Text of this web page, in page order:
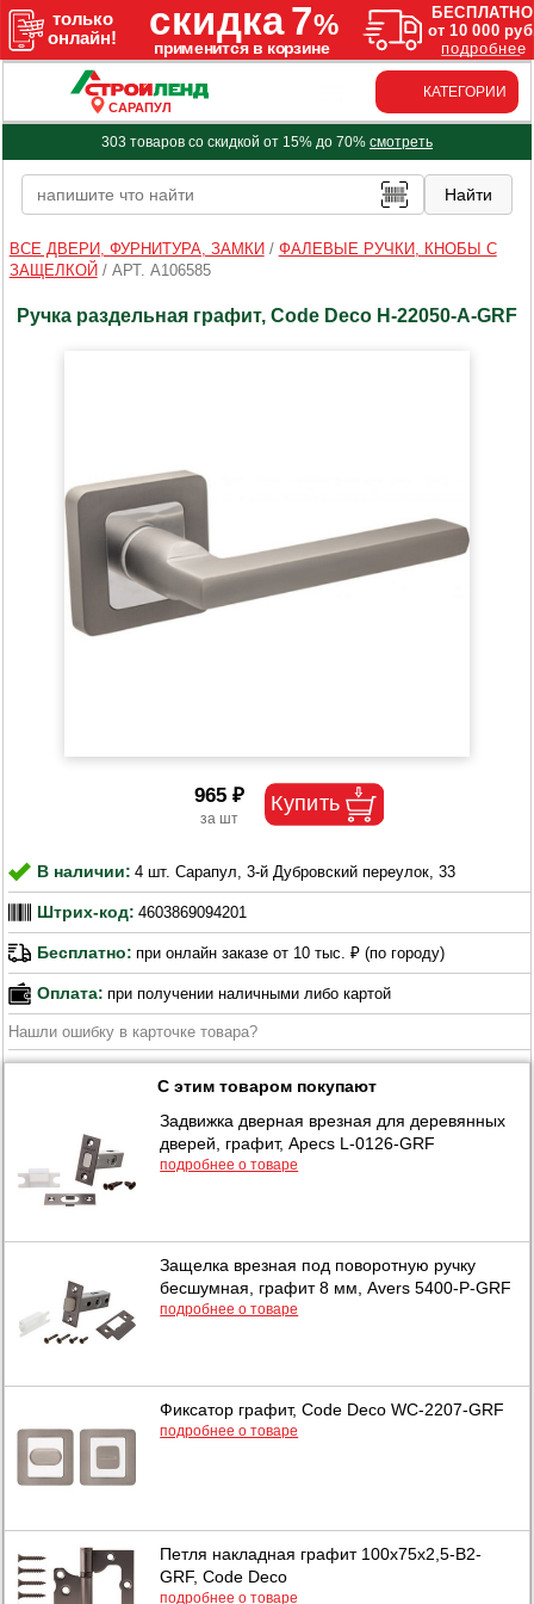
САРАПУЛ
КАТЕГОРИИ
303 товаров со скидкой от 15% до 70% смотреть
ВСЕ ДВЕРИ, ФУРНИТУРА, ЗАМКИ / ФАЛЕВЫЕ РУЧКИ, КНОБЫ С
ЗАЩЕЛКОЙ / АРТ. A106585
Ручка раздельная графит, Code Deco H-22050-A-GRF
965 ₽
В наличии: 4 шт. Сарапул, 3-й Дубровский переулок, 33
Штрих-код: 4603869094201
Бесплатно: при онлайн заказе от 10 тыс. ₽ (по городу)
Оплата: при получении наличными либо картой
Нашли ошибку в карточке товара?
С этим товаром покупают
Задвижка дверная врезная для деревянных
дверей, графит, Apecs L-0126-GRF
подробнее о товаре
Защелка врезная под поворотную ручку
бесшумная, графит 8 мм, Avers 5400-P-GRF
подробнее о товаре
Фиксатор графит, Code Deco WC-2207-GRF
подробнее о товаре
Петля накладная графит 100х75х2,5-B2-
GRF, Code Deco
подробнее о товаре